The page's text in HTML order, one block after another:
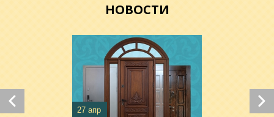
НОВОСТИ
27 апр